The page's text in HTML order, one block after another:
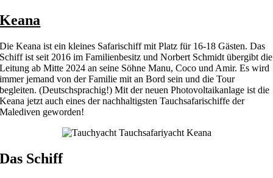
Keana
Die Keana ist ein kleines Safarischiff mit Platz für 16-18 Gästen. Das
Schiff ist seit 2016 im Familienbesitz und Norbert Schmidt übergibt die
Leitung ab Mitte 2024 an seine Söhne Manu, Coco und Amir. Es wird
immer jemand von der Familie mit an Bord sein und die Tour
begleiten. (Deutschsprachig!) Mit der neuenPhotovoltaikanlage ist die
Keana jetzt auch eines der nachhaltigsten Tauchsafarischiffe der
Malediven geworden!
Das Schiff